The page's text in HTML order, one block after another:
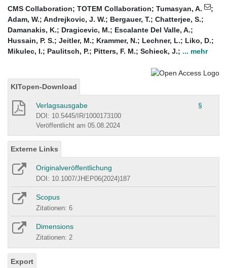
CMS Collaboration; TOTEM Collaboration; Tumasyan, A.
;
Adam, W.; Andrejkovic, J. W.; Bergauer, T.; Chatterjee, S.;
Damanakis, K.; Dragicevic, M.; Escalante Del Valle, A.;
Hussain, P. S.; Jeitler, M.; Krammer, N.; Lechner, L.; Liko, D.;
Mikulec, I.; Paulitsch, P.; Pitters, F. M.; Schieck, J.; ... mehr
KITopen-Download
Verlagsausgabe §
DOI: 10.5445/IR/1000173100
Veröffentlicht am 05.08.2024
Externe Links
Originalveröffentlichung
DOI: 10.1007/JHEP06(2024)187
Scopus
Zitationen: 6
Dimensions
Zitationen: 2
Export